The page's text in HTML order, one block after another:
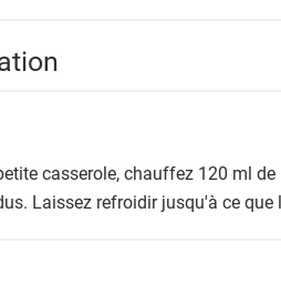
casserole, chauffez 120 ml
Laissez refroidir jusqu'à ce que